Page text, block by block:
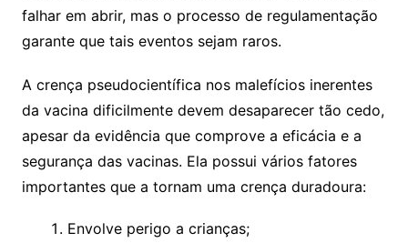
falhar em abrir, mas o processo de regulamentação
garante que tais eventos sejam raros.
A crença pseudocientífica nos malefícios inerentes
da vacina dificilmente devem desaparecer tão cedo,
apesar da evidência que comprove a eficácia e a
segurança das vacinas. Ela possui vários fatores
importantes que a tornam uma crença duradoura:
Envolve perigo a crianças;